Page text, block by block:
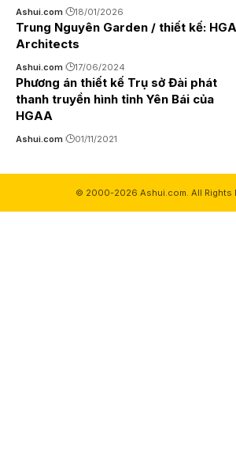
Ashui.com 18/01/2026
Trung Nguyên Garden / thiết kế:
Architects
Ashui.com 17/06/2024
Phương án thiết kế Trụ sở Đài phát
thanh truyền hình tỉnh Yên Bái của
HGAA
Ashui.com 01/11/2021
© 2000-2026 Ashui.com. All Rights